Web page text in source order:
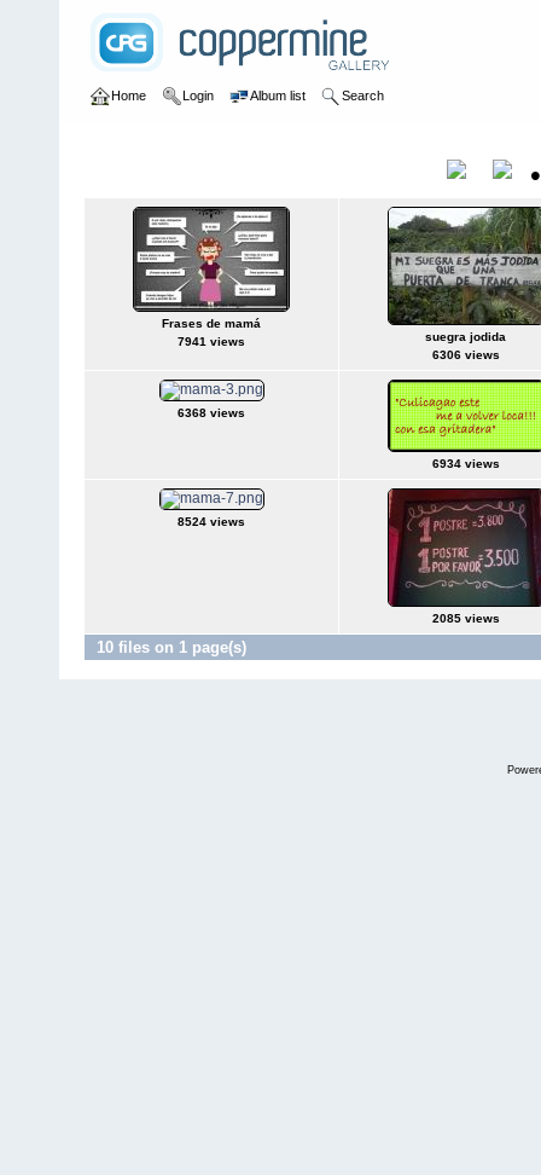
Home Login Album list Search
Frases de mamá
7941 views
suegra jodida
6306 views
6368 views
6934 views
8524 views
2085 views
10 files on 1 page(s)